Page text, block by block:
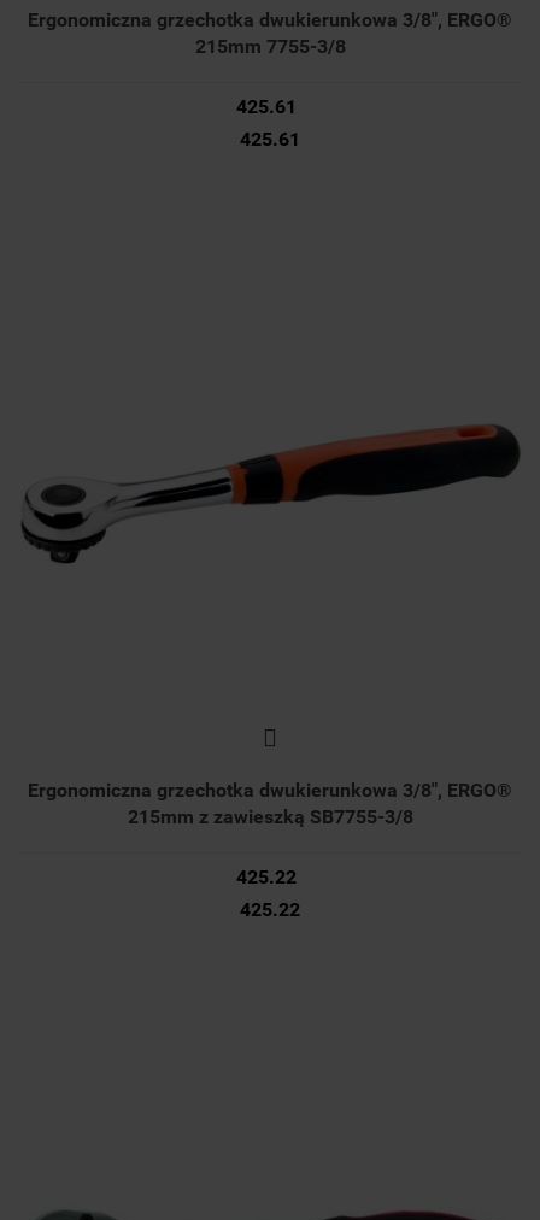
Ergonomiczna grzechotka dwukierunkowa 3/8", ERGO®
215mm 7755-3/8
425.61
425.61
Ergonomiczna grzechotka dwukierunkowa 3/8", ERGO®
215mm z zawieszką SB7755-3/8
425.22
425.22